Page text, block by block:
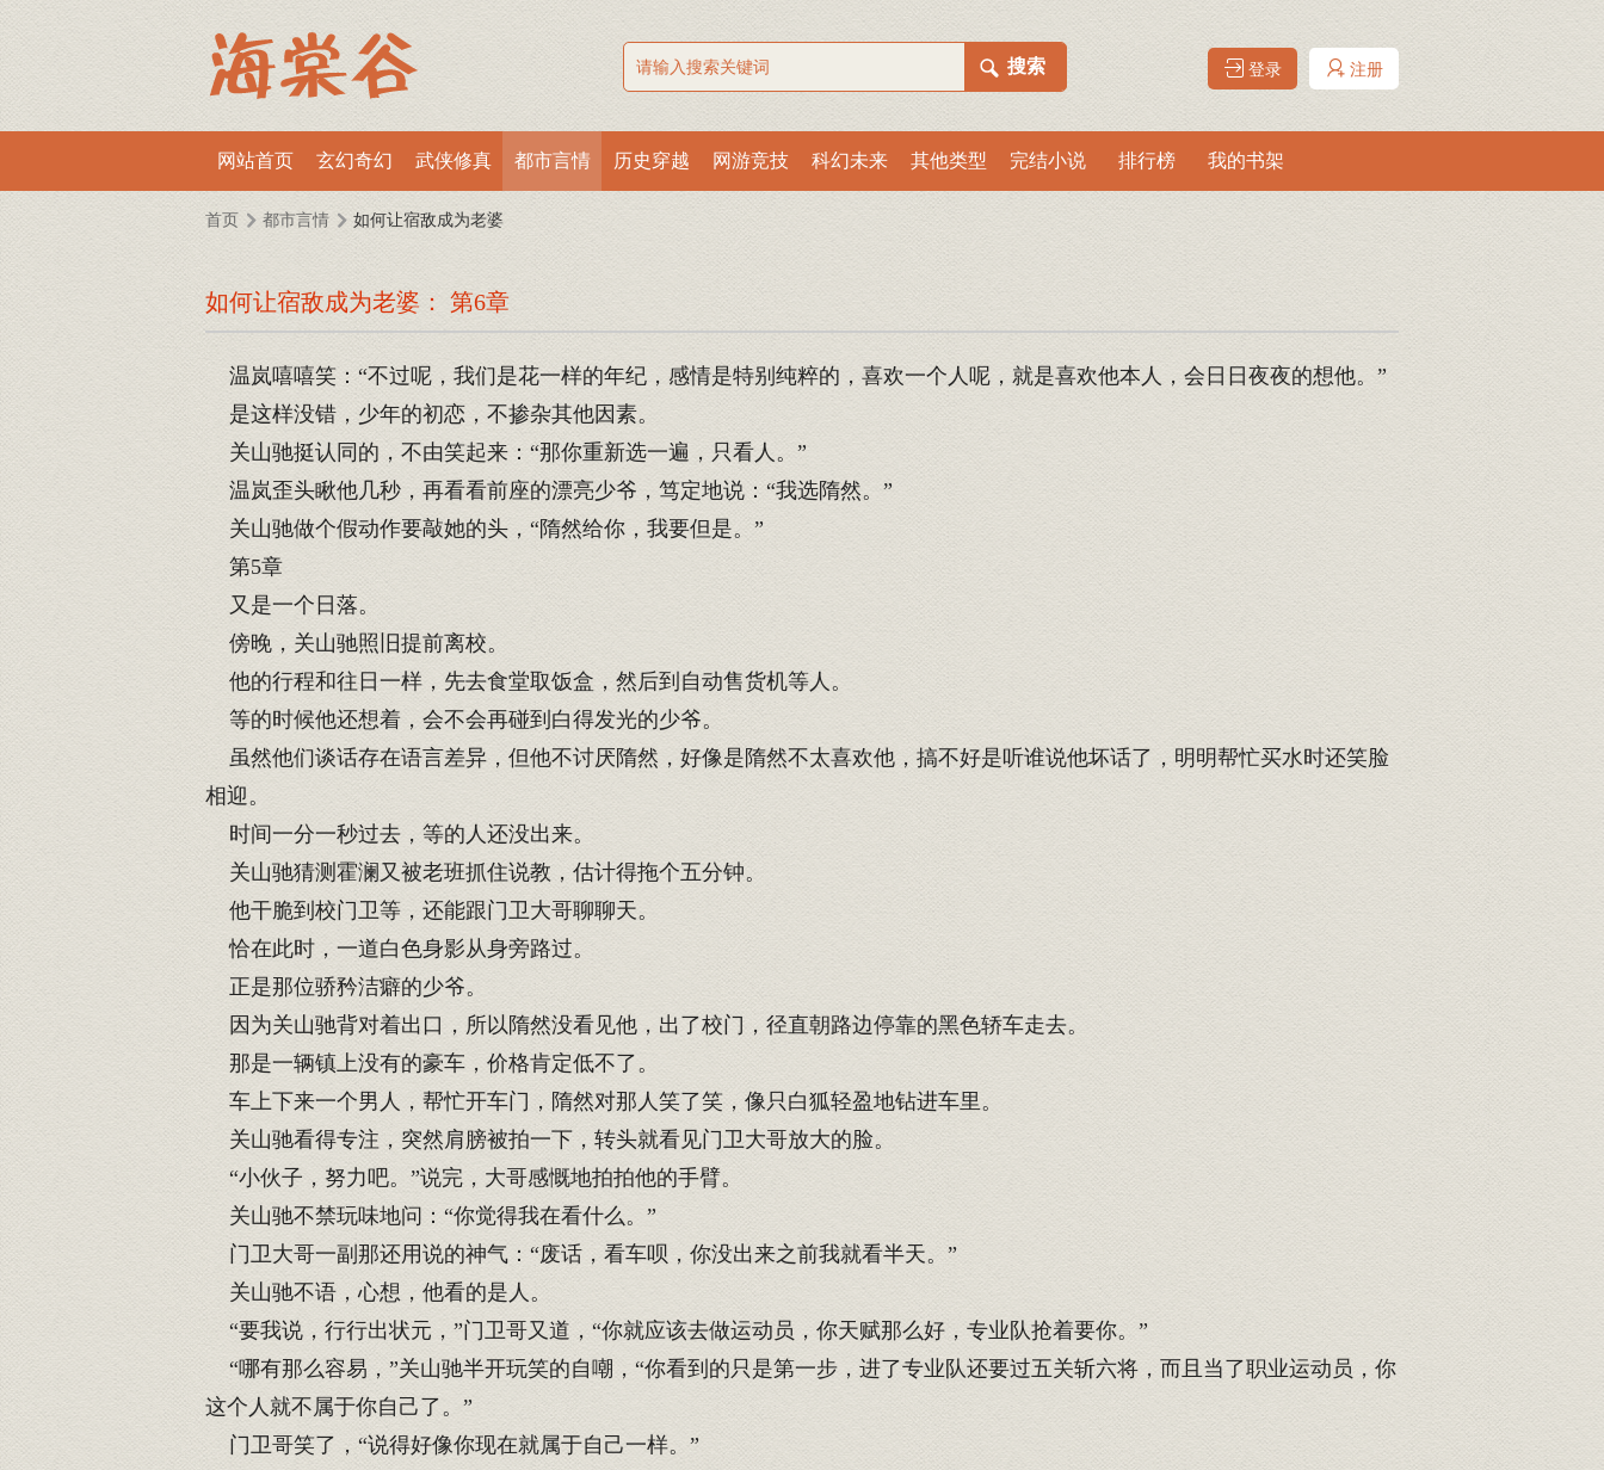
登录 注册
网站首页 玄幻奇幻 武侠修真 都市言情 历史穿越 网游竞技 科幻未来 其他类型 完结小说 排行榜 我的书架
首页 都市言情 如何让宿敌成为老婆
如何让宿敌成为老婆： 第6章
温岚嘻嘻笑：“不过呢，我们是花一样的年纪，感情是特别纯粹的，喜欢一个人呢，就是喜欢他本人，会日日夜夜的想他。”
是这样没错，少年的初恋，不掺杂其他因素。
关山驰挺认同的，不由笑起来：“那你重新选一遍，只看人。”
温岚歪头瞅他几秒，再看看前座的漂亮少爷，笃定地说：“我选隋然。”
关山驰做个假动作要敲她的头，“隋然给你，我要但是。”
第5章
又是一个日落。
傍晚，关山驰照旧提前离校。
他的行程和往日一样，先去食堂取饭盒，然后到自动售货机等人。
等的时候他还想着，会不会再碰到白得发光的少爷。
虽然他们谈话存在语言差异，但他不讨厌隋然，好像是隋然不太喜欢他，搞不好是听谁说他坏话了，明明帮忙买水时还笑脸
相迎。
时间一分一秒过去，等的人还没出来。
关山驰猜测霍澜又被老班抓住说教，估计得拖个五分钟。
他干脆到校门卫等，还能跟门卫大哥聊聊天。
恰在此时，一道白色身影从身旁路过。
正是那位骄矜洁癖的少爷。
因为关山驰背对着出口，所以隋然没看见他，出了校门，径直朝路边停靠的黑色轿车走去。
那是一辆镇上没有的豪车，价格肯定低不了。
车上下来一个男人，帮忙开车门，隋然对那人笑了笑，像只白狐轻盈地钻进车里。
关山驰看得专注，突然肩膀被拍一下，转头就看见门卫大哥放大的脸。
“小伙子，努力吧。”说完，大哥感慨地拍拍他的手臂。
关山驰不禁玩味地问：“你觉得我在看什么。”
门卫大哥一副那还用说的神气：“废话，看车呗，你没出来之前我就看半天。”
关山驰不语，心想，他看的是人。
“要我说，行行出状元，”门卫哥又道，“你就应该去做运动员，你天赋那么好，专业队抢着要你。”
“哪有那么容易，”关山驰半开玩笑的自嘲，“你看到的只是第一步，进了专业队还要过五关斩六将，而且当了职业运动员，你
这个人就不属于你自己了。”
门卫哥笑了，“说得好像你现在就属于自己一样。”